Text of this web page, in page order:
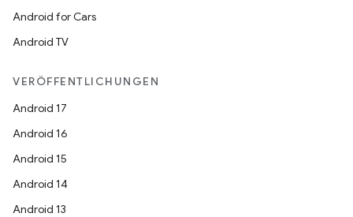
Android for Cars
Android TV
VERÖFFENTLICHUNGEN
Android 17
Android 16
Android 15
Android 14
Android 13